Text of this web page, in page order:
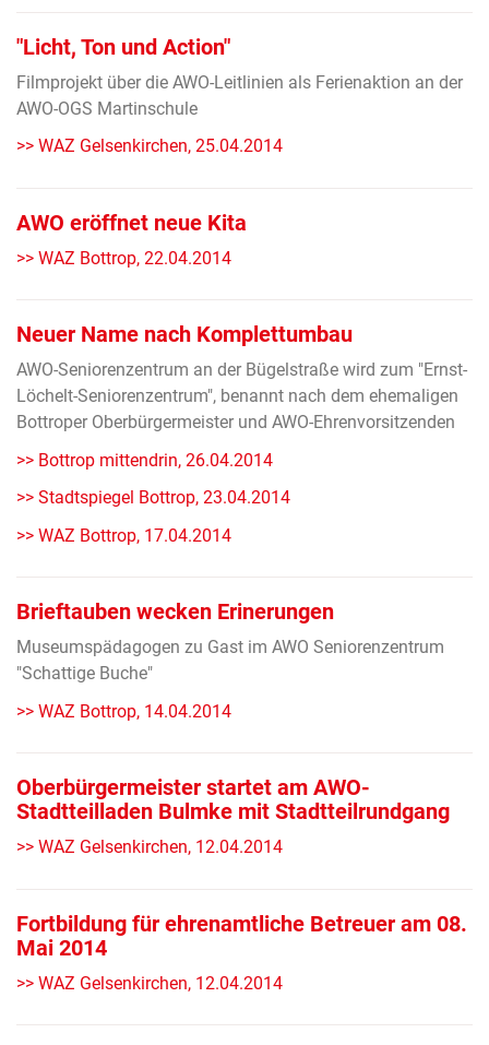
"Licht, Ton und Action"
Filmprojekt über die AWO-Leitlinien als Ferienaktion an der
AWO-OGS Martinschule
>> WAZ Gelsenkirchen, 25.04.2014
AWO eröffnet neue Kita
>> WAZ Bottrop, 22.04.2014
Neuer Name nach Komplettumbau
AWO-Seniorenzentrum an der Bügelstraße wird zum "Ernst-
Löchelt-Seniorenzentrum", benannt nach dem ehemaligen
Bottroper Oberbürgermeister und AWO-Ehrenvorsitzenden
>> Bottrop mittendrin, 26.04.2014
>> Stadtspiegel Bottrop, 23.04.2014
>> WAZ Bottrop, 17.04.2014
Brieftauben wecken Erinerungen
Museumspädagogen zu Gast im AWO Seniorenzentrum
"Schattige Buche"
>> WAZ Bottrop, 14.04.2014
Oberbürgermeister startet am AWO-
Stadtteilladen Bulmke mit Stadtteilrundgang
>> WAZ Gelsenkirchen, 12.04.2014
Fortbildung für ehrenamtliche Betreuer am 08.
Mai 2014
>> WAZ Gelsenkirchen, 12.04.2014